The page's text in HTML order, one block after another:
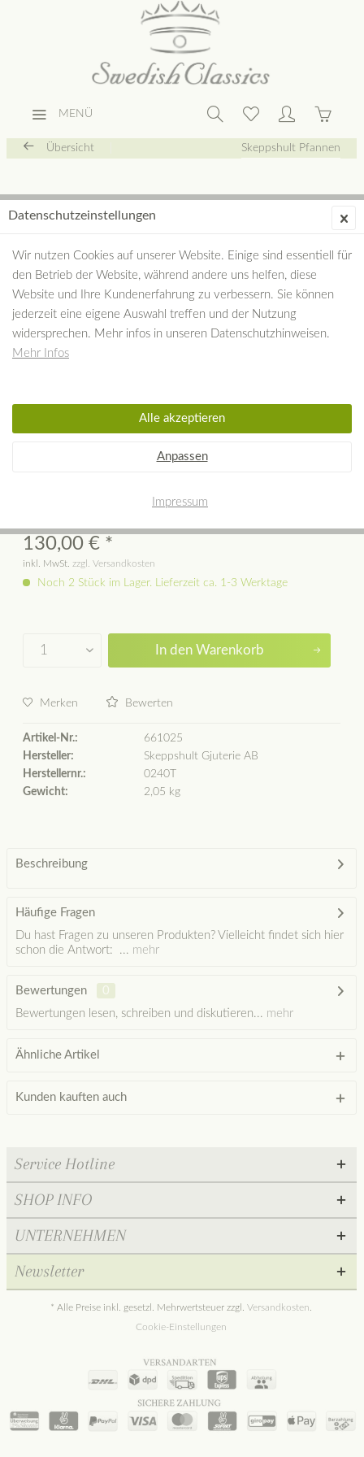
MENÜ
Übersicht Skeppshult Pfannen
Bratpfanne Skeppshult Traditional
130,00 € *
inkl. MwSt. zzgl. Versandkosten
Noch 2 Stück im Lager. Lieferzeit ca. 1-3 Werktage
In den Warenkorb
Merken Bewerten
Artikel-Nr.:
661025
Hersteller:
Skeppshult Gjuterie AB
Herstellernr.:
0240T
Gewicht:
2,05 kg
Beschreibung
Häufige Fragen
Du hast Fragen zu unseren Produkten? Vielleicht findet sich hier
schon die Antwort: ... mehr
Bewertungen
0
Bewertungen lesen, schreiben und diskutieren... mehr
Ähnliche Artikel
Kunden kauften auch
Service Hotline
SHOP INFO
UNTERNEHMEN
Newsletter
* Alle Preise inkl. gesetzl. Mehrwertsteuer zzgl.Versandkosten
Cookie-Einstellungen
Datenschutzeinstellungen
Wir nutzen Cookies auf unserer Website. Einige sind essentiell für
den Betrieb der Website, während andere uns helfen, diese
Website und Ihre Kundenerfahrung zu verbessern. Sie können
jederzeit eine eigene Auswahl treffen und der Nutzung
widersprechen. Mehr infos in unseren Datenschutzhinweisen.
Mehr Infos
Anpassen
Alle akzeptieren
Impressum